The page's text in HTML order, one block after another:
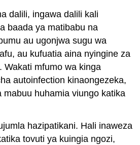
dalili, ingawa dalili kali
baada ya matibabu na
au ugonjwa sugu wa
au kufuatia aina nyingine za
Wakati mfumo wa kinga
autoinfection kinaongezeka,
mabuu huhamia viungo katika
hazipatikani. Hali inaweza
tovuti ya kuingia ngozi,